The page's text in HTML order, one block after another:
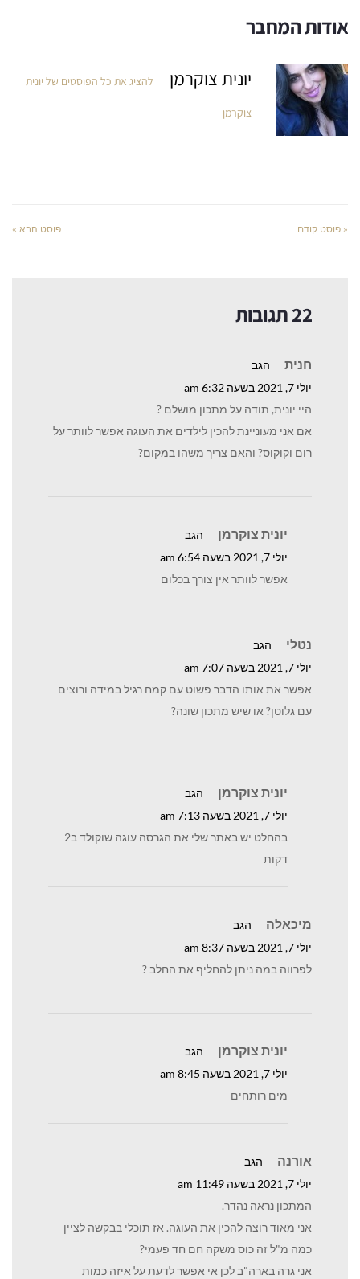
אודות המחבר
יונית צוקרמן להציג את כל הפוסטים של יונית
צוקרמן
« פוסט קודם פוסט הבא »
22 תגובות
חנית
הגב
יולי 7, 2021 בשעה 6:32 am
היי יונית, תודה על מתכון מושלם ?
אם אני מעוניינת להכין לילדים את העוגה אפשר לוותר על
רום וקוקוס? והאם צריך משהו במקום?
יונית צוקרמן
הגב
יולי 7, 2021 בשעה 6:54 am
אפשר לוותר אין צורך בכלום
נטלי
הגב
יולי 7, 2021 בשעה 7:07 am
אפשר את אותו הדבר פשוט עם קמח רגיל במידה ורוצים
עם גלוטן? או שיש מתכון שונה?
יונית צוקרמן
הגב
יולי 7, 2021 בשעה 7:13 am
בהחלט יש באתר שלי את הגרסה עוגה שוקולד ב2
דקות
מיכאלה
הגב
יולי 7, 2021 בשעה 8:37 am
לפרווה במה ניתן להחליף את החלב ?
יונית צוקרמן
הגב
יולי 7, 2021 בשעה 8:45 am
מים רותחים
אורנה
הגב
יולי 7, 2021 בשעה 11:49 am
המתכון נראה נהדר.
אני מאוד רוצה להכין את העוגה. אז תוכלי בבקשה לציין
כמה מ"ל זה כוס משקה חם חד פעמי?
אני גרה בארה"ב לכן אי אפשר לדעת על איזה כמות